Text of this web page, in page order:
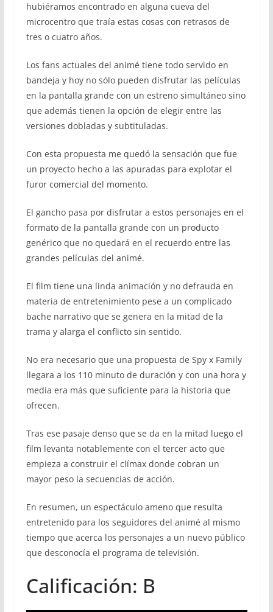
hubiéramos encontrado en alguna cueva del
microcentro que traía estas cosas con retrasos de
tres o cuatro años.
Los fans actuales del animé tiene todo servido en
bandeja y hoy no sólo pueden disfrutar las películas
en la pantalla grande con un estreno simultáneo sino
que además tienen la opción de elegir entre las
versiones dobladas y subtituladas.
Con esta propuesta me quedó la sensación que fue
un proyecto hecho a las apuradas para explotar el
furor comercial del momento.
El gancho pasa por disfrutar a estos personajes en el
formato de la pantalla grande con un producto
genérico que no quedará en el recuerdo entre las
grandes películas del animé.
El film tiene una linda animación y no defrauda en
materia de entretenimiento pese a un complicado
bache narrativo que se genera en la mitad de la
trama y alarga el conflicto sin sentido.
No era necesario que una propuesta de Spy x Family
llegara a los 110 minuto de duración y con una hora y
media era más que suficiente para la historia que
ofrecen.
Tras ese pasaje denso que se da en la mitad luego el
film levanta notablemente con el tercer acto que
empieza a construir el clímax donde cobran un
mayor peso la secuencias de acción.
En resumen, un espectáculo ameno que resulta
entretenido para los seguidores del animé al mismo
tiempo que acerca los personajes a un nuevo público
que desconocía el programa de televisión.
Calificación: B